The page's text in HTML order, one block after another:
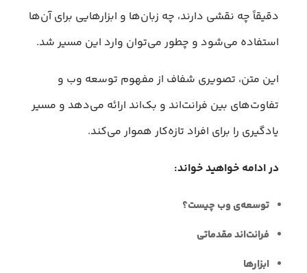
دقیقاً چه نقشی دارند، چه زبان‌ها و ابزارهایی برای آن‌ها
استفاده می‌شود و چطور می‌توان وارد این مسیر شد.
این متن، تصویری شفاف از مفهوم توسعه وب و
تفاوت‌های بین فرانت‌اند و بک‌اند ارائه می‌دهد و مسیر
یادگیری را برای افراد تازه‌کار هموار می‌کند.
در ادامه خواهید خواند:
توسعه‌ی وب چیست؟
فرانت‌اند مقدماتی
ابزارها